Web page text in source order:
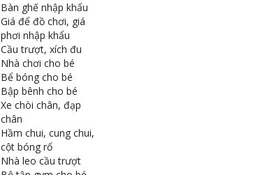
Bàn ghế nhập khẩu
Giá để đồ chơi, giá
phơi nhập khẩu
Cầu trượt, xích đu
Nhà chơi cho bé
Bể bóng cho bé
Bập bênh cho bé
Xe chòi chân, đạp
chân
Hầm chui, cung chui,
cột bóng rổ
Nhà leo cầu trượt